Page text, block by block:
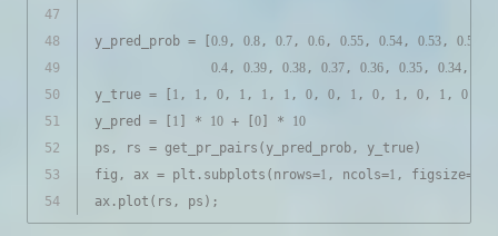
47
48
49
50
51
52
53
54
y_pred_prob = [0.9 , 0.8 , 0.7 , 0.6 , 0.55 , 0.54 , 0.53 , 0.52
0.4 , 0.39 , 0.38 , 0.37 , 0.36 , 0.35 , 0.34 ,
y_true = [ 1 , 1 , 0 , 1 , 1 , 1 , 0 , 0 , 1 , 0 , 1 , 0 , 1 , 0
y_pred = [ 1 ] * 10 + [0] * 10
ps, rs = get_pr_pairs(y_pred_prob, y_true)
fig, ax = plt.subplots(nrows=1 , ncols=1 , figsize=(
ax.plot(rs, ps);